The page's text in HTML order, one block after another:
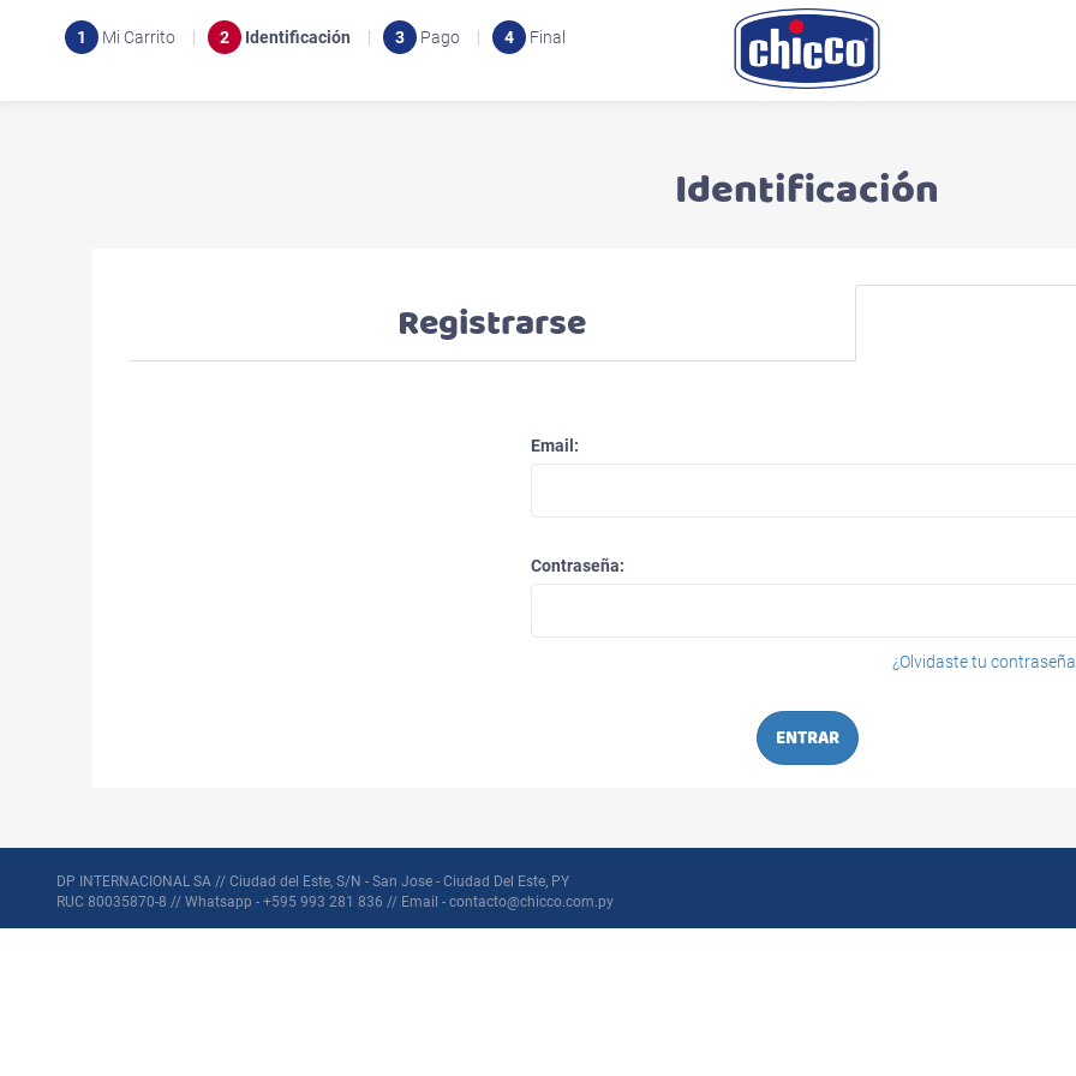
1 Mi Carrito 2 Identificación 3 Pago 4 Final
Identificación
Registrarse
Email:
Contraseña:
¿Olvidaste tu
ENTRAR
DP INTERNACIONAL SA // Ciudad del Este, S/N - San Jose - Ciudad Del Este, PY
RUC 80035870-8 // Whatsapp - +595 993 281 836 // Email - contacto@chicco.com.py